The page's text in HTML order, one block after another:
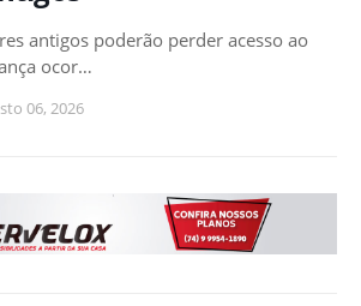
antigos poderão perder acesso ao
ocor…
06, 2026